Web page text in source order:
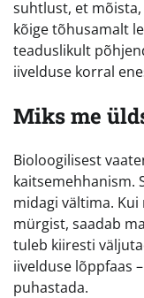
suhtlust, et
kõige tõhusamalt
teaduslikult
iivelduse korral
Miks me
Bioloogilisest
kaitsemehhanism.
midagi vältima.
mürgist, saadab
tuleb kiiresti
iivelduse lõppfaas
puhastada.